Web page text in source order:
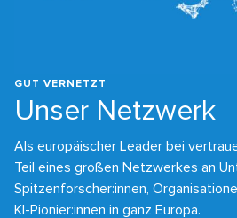
GUT VERNETZT
Unser Netzwerk
Als europäischer Leader bei
Teil eines großen Netzwerkes an
Spitzenforscher:innen,
KI-Pionier:innen in ganz Europa.